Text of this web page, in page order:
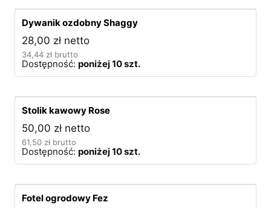
Dywanik ozdobny Shaggy
28,00 zł netto
34,44 zł brutto
Dostępność: poniżej 10 szt.
Stolik kawowy Rose
50,00 zł netto
61,50 zł brutto
Dostępność: poniżej 10 szt.
Fotel ogrodowy Fez